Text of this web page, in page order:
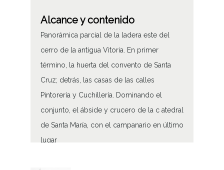
Alcance y contenido
Panorámica parcial de la ladera este del
cerro de la antigua Vitoria. En primer
término, la huerta del convento de Santa
Cruz; detrás, las casas de las calles
Pintorería y Cuchillería. Dominando el
conjunto, el ábside y crucero de la c atedral
de Santa María, con el campanario en último
lugar